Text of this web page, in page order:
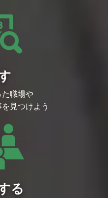
ムとの協力による
職場や
見つけよう
る